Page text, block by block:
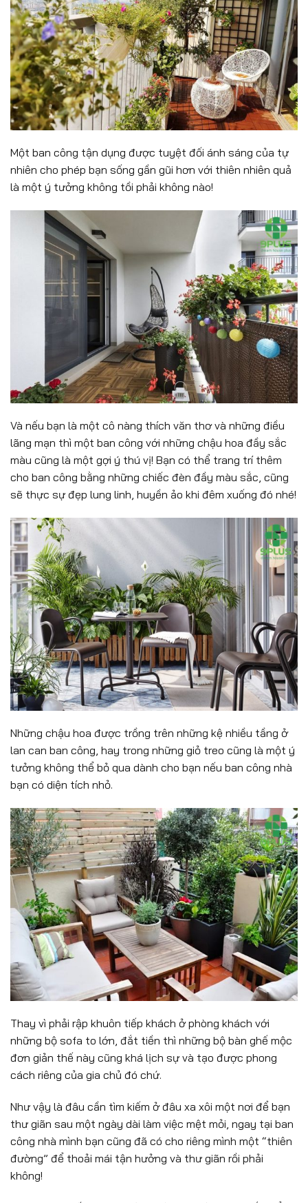
Một ban công tận dụng được tuyệt đối ánh sáng của tự
nhiên cho phép bạn sống gần gũi hơn với thiên nhiên quả
là một ý tưởng không tồi phải không nào!
Và nếu bạn là một cô nàng thích văn thơ và những điều
lãng mạn thì một ban công với những chậu hoa đầy sắc
màu cũng là một gợi ý thú vị! Bạn có thể trang trí thêm
cho ban công bằng những chiếc đèn đầy màu sắc, cũng
sẽ thực sự đẹp lung linh, huyền ảo khi đêm xuống đó nhé!
Những chậu hoa được trồng trên những kệ nhiều tầng ở
lan can ban công, hay trong những giỏ treo cũng là một ý
tưởng không thể bỏ qua dành cho bạn nếu ban công nhà
bạn có diện tích nhỏ.
Thay vì phải rập khuôn tiếp khách ở phòng khách với
những bộ sofa to lớn, đắt tiền thì những bộ bàn ghế mộc
đơn giản thế này cũng khá lịch sự và tạo được phong
cách riêng của gia chủ đó chứ.
Như vậy là đâu cần tìm kiếm ở đâu xa xôi một nơi để bạn
thư giãn sau một ngày dài làm việc mệt mỏi, ngay tại ban
công nhà mình bạn cũng đã có cho riêng mình một “thiên
đường” để thoải mái tận hưởng và thư giãn rồi phải
không!